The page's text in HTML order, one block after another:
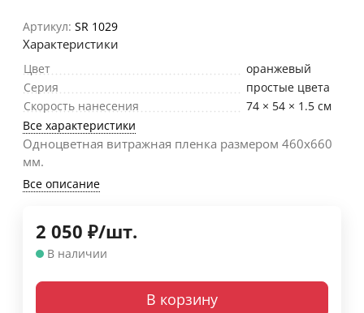
Артикул: SR 1029
Характеристики
Цвет
оранжевый
Серия
простые цвета
Скорость нанесения
74 × 54 × 1.5 см
Все характеристики
Одноцветная витражная пленка размером 460х660
мм.
Все описание
2 050 ₽/шт.
В наличии
В корзину